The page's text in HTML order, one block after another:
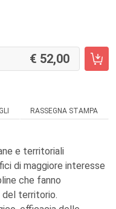
52,00
RASSEGNA STAMPA
e territoriali
di maggiore interesse
che fanno
territorio.